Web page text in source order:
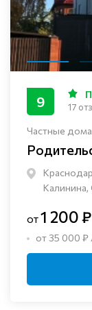
Частные
9 17
от1 200 ₽
от 35 000 ₽